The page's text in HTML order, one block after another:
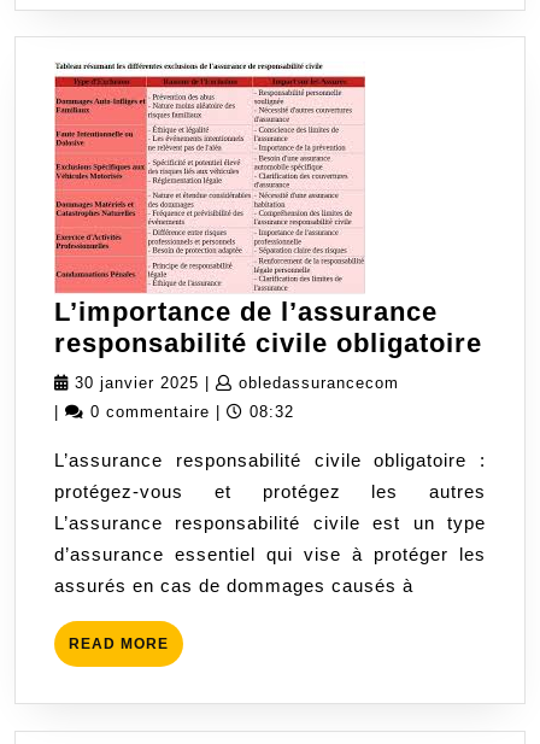
L’importance de l’assurance
responsabilité civile obligatoire
30 janvier 2025 30
janvier
obledassurancecom
0 commentaire 08:32
L’assurance responsabilité civile obligatoire :
protégez-vous et protégez les autres
L’assurance responsabilité civile est un type
d’assurance essentiel qui vise à protéger les
assurés en cas de dommages causés à
READ MORE READ
MORE